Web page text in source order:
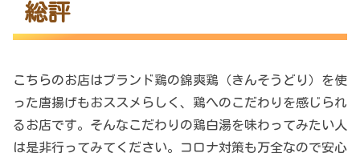
総評
こちらのお店はブランド鶏の錦爽鶏（きんそうどり）を使
った唐揚げもおススメらしく、鶏へのこだわりを感じられ
るお店です。そんなこだわりの鶏白湯を味わってみたい人
は是非行ってみてください。コロナ対策も万全なので安心